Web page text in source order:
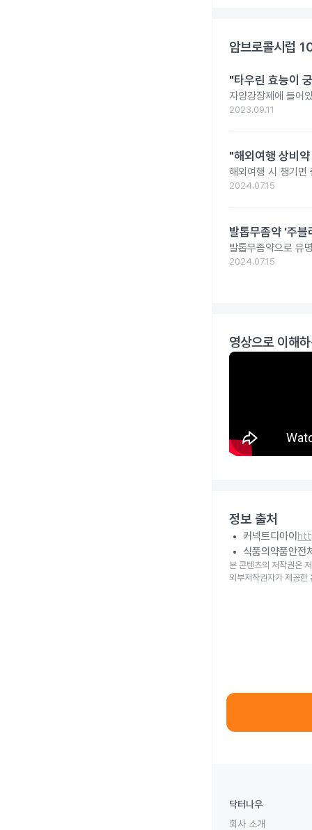
암브로콜시럽
"타우린 효능이
자양강장제에 들어
2023.09.11
"해외여행 상비
해외여행 시 챙기면
2024.07.15
발톱무좀약 '주
발톱무좀약으로 유
2024.07.15
영상으로 이해
정보 출처
커넥트디아이
식품의약품안전
본 콘텐츠의 저작권은
외부저작권자가 제공한
닥터나우
회사 소개